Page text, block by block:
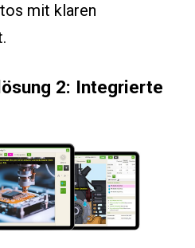
mit klaren
2: Integrierte